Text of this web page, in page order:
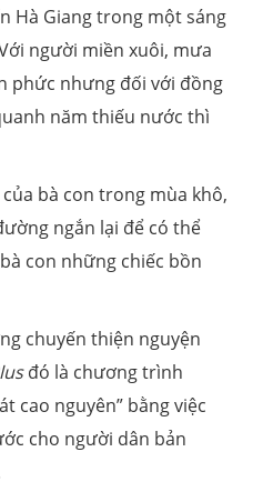
Hà Giang trong một sáng
người miền xuôi, mưa
phức nhưng đối với đồng
năm thiếu nước thì
bà con trong mùa khô,
ngắn lại để có thể
con những chiếc bồn
chuyến thiện nguyện
đó là chương trình
cao nguyên” bằng việc
cho người dân bản